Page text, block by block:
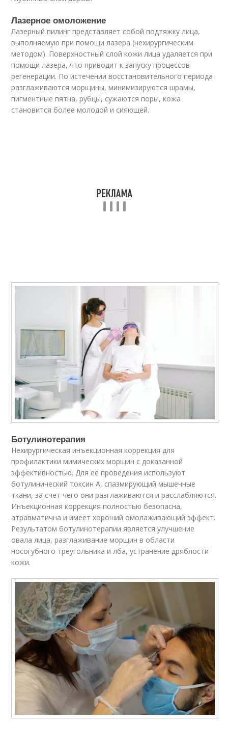
Лазерное омоложение
Лазерный пилинг представляет собой подтяжку лица,
выполняемую при помощи лазера (нехирургическим
методом). Поверхностный слой кожи лица удаляется при
помощи лазера, что приводит к запуску процессов
регенерации. По истечении восстановительного периода
разглаживаются морщины, минимизируются шрамы,
пигментные пятна, рубцы, сужаются поры, кожа
становится более молодой и сияющей.
Ботулинотерапия
Нехирургическая инъекционная коррекция для
профилактики мимических морщин с доказанной
эффективностью. Для ее проведения используют
ботулинический токсин A, спазмирующий мышечные
ткани, за счет чего они разглаживаются и расслабляются.
Инъекционная коррекция полностью безопасна,
атравматична и имеет хороший омолаживающий эффект.
Результатом ботулинотерапии является улучшение
овала лица, разглаживание морщин в области
носогубного треугольника и лба, устранение дряблости
кожи.